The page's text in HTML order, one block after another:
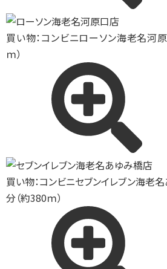
買い物：コンビニローソン海老名河
ｍ）
買い物：コンビニセブンイレブン海老
分（約380ｍ）